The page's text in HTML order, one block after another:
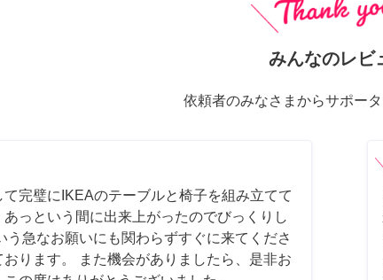
みんなのレビ
依頼者のみなさまからサポー
完璧にIKEAのテーブルと椅子を組み立てて
あっという間に出来上がったのでびっくりし
う急なお願いにも関わらずすぐに来てくださ
おります。 また機会がありましたら、是非お